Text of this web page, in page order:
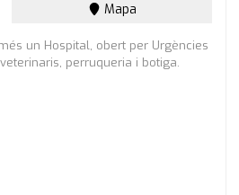
Mapa
un Hospital, obert per Urgències
perruqueria i botiga.